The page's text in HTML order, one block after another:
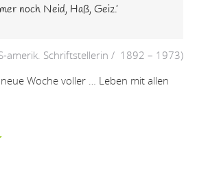
noch Neid, Haß, Geiz.’
amerik. Schriftstellerin / 1892 – 1973)
Woche voller … Leben mit allen